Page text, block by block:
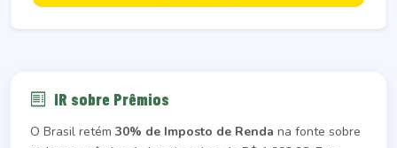
IR sobre Prêmios
O Brasil retém 30% de Imposto de Renda na fonte sobre